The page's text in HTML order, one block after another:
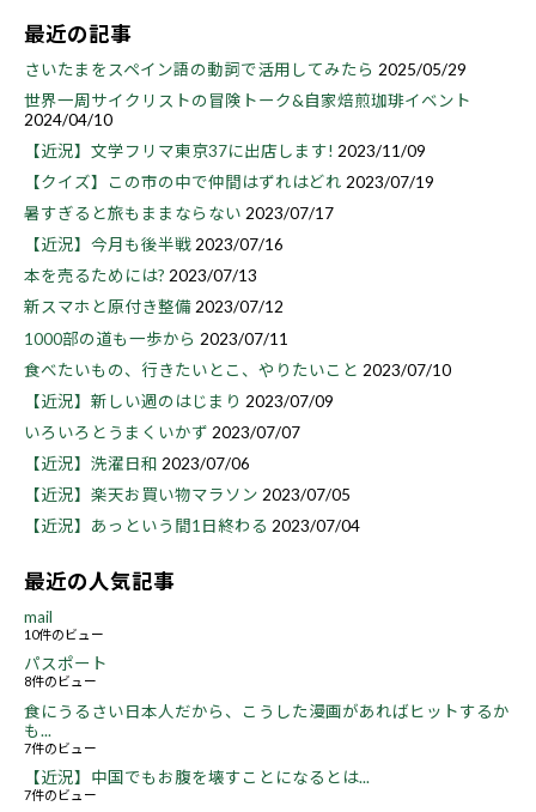
最近の記事
さいたまをスペイン語の動詞で活用してみたら 2025/05/29
世界一周サイクリストの冒険トーク&自家焙煎珈琲イベント
2024/04/10
【近況】文学フリマ東京37に出店します! 2023/11/09
【クイズ】この市の中で仲間はずれはどれ 2023/07/19
暑すぎると旅もままならない 2023/07/17
【近況】今月も後半戦 2023/07/16
本を売るためには? 2023/07/13
新スマホと原付き整備2023/07/12
1000部の道も一歩から 2023/07/11
食べたいもの、行きたいとこ、やりたいこと 2023/07/10
【近況】新しい週のはじまり 2023/07/09
いろいろとうまくいかず 2023/07/07
【近況】洗濯日和 2023/07/06
【近況】楽天お買い物マラソン 2023/07/05
【近況】あっという間1日終わる 2023/07/04
最近の人気記事
mail
10件のビュー
パスポート
8件のビュー
食にうるさい日本人だから、こうした漫画があればヒットするか
も...
7件のビュー
【近況】中国でもお腹を壊すことになるとは...
7件のビュー